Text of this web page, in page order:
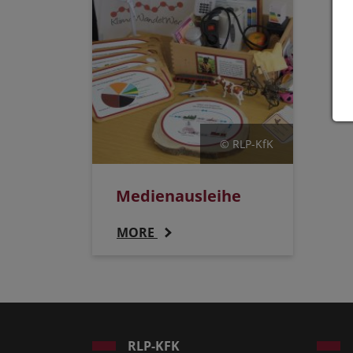
© RLP-KfK
Medienausleihe
MORE
RLP-KFK